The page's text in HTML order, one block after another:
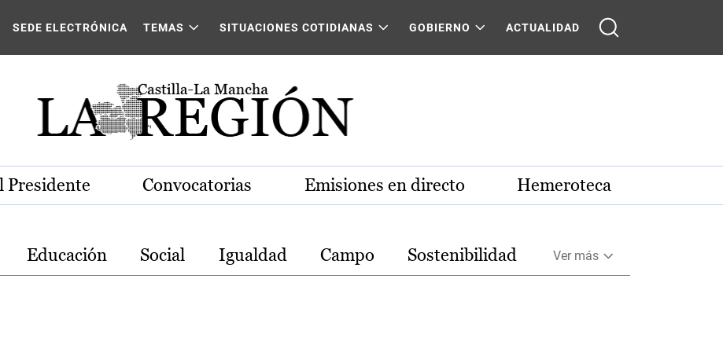
La Mancha
SEDE ELECTRÓNICA TEMAS SITUACIONES COTIDIANAS GOBIERNO ACTUALIDAD
Presidente Convocatorias Emisiones en directo Hemeroteca
Educación Social Igualdad Campo Sostenibilidad Ver más